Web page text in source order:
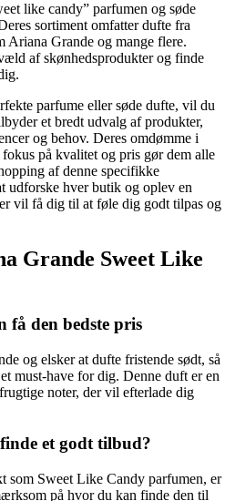
like candy” parfumen og søde
sortiment omfatter dufte fra
Grande og mange flere.
af skønhedsprodukter og finde
parfume eller søde dufte, vil du
et bredt udvalg af produkter,
og behov. Deres omdømme i
på kvalitet og pris gør dem alle
af denne specifikke
udforske hver butik og oplev en
vil få dig til at føle dig godt tilpas og
Grande Sweet Like
den bedste pris
og elsker at dufte fristende sødt, så
must-have for dig. Denne duft er en
noter, der vil efterlade dig
et godt tilbud?
som Sweet Like Candy parfumen, er
på hvor du kan finde den til